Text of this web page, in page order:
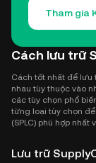
Tham gia
Cách lưu trữ
Cách tốt nhất để lưu
nhau tùy thuộc vào
các tùy chọn phổ
từng loại tùy chọn
(SPLC) phù hợp nhất
Lưu trữ